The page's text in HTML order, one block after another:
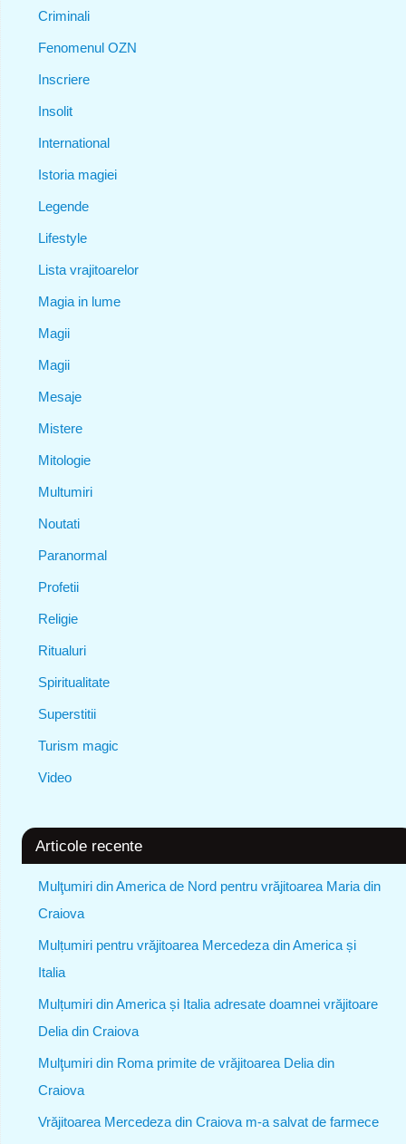
Criminali
Fenomenul OZN
Inscriere
Insolit
International
Istoria magiei
Legende
Lifestyle
Lista vrajitoarelor
Magia in lume
Magii
Magii
Mesaje
Mistere
Mitologie
Multumiri
Noutati
Paranormal
Profetii
Religie
Ritualuri
Spiritualitate
Superstitii
Turism magic
Video
Articole recente
Mulţumiri din America de Nord pentru vrăjitoarea Maria din
Craiova
Mulțumiri pentru vrăjitoarea Mercedeza din America și
Italia
Mulțumiri din America și Italia adresate doamnei vrăjitoare
Delia din Craiova
Mulţumiri din Roma primite de vrăjitoarea Delia din
Craiova
Vrăjitoarea Mercedeza din Craiova m-a salvat de farmece